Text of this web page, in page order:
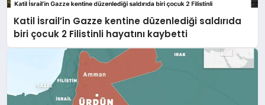
Katil İsrail’in Gazze kentine düzenlediği saldırıda
biri çocuk 2 Filistinli hayatını kaybetti